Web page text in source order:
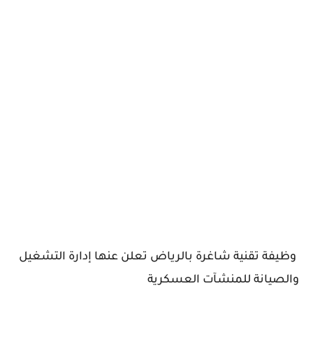
وظيفة تقنية شاغرة بالرياض تعلن عنها إدارة التشغيل
والصيانة للمنشآت العسكرية